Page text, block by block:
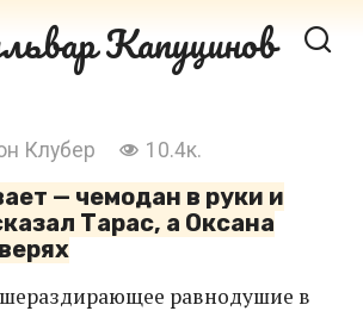
Капуцинов
Клубер 10.4к.
— чемодан в руки и
Тарас, а Оксана
равнодушие в